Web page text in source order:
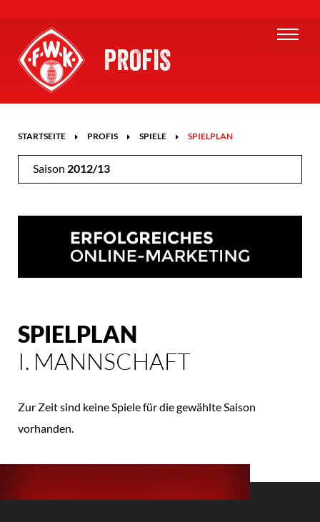
PROFIS
STARTSEITE PROFIS SPIELE SPIELPLAN
Saison 2012/13
SPIELPLAN
I. MANNSCHAFT
Zur Zeit sind keine Spiele für die gewählte Saison
vorhanden.